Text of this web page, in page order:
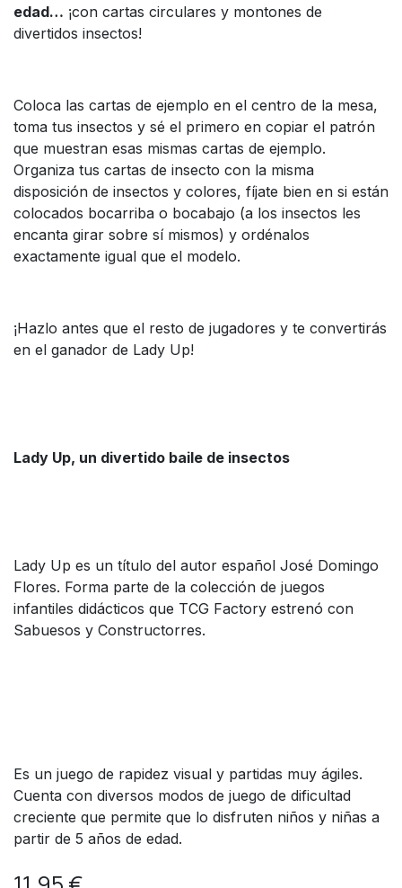
edad… ¡con cartas circulares y montones de
divertidos insectos!
Coloca las cartas de ejemplo en el centro de la mesa,
toma tus insectos y sé el primero en copiar el patrón
que muestran esas mismas cartas de ejemplo.
Organiza tus cartas de insecto con la misma
disposición de insectos y colores, fíjate bien en si están
colocados bocarriba o bocabajo (a los insectos les
encanta girar sobre sí mismos) y ordénalos
exactamente igual que el modelo.
¡Hazlo antes que el resto de jugadores y te convertirás
en el ganador de Lady Up!
Lady Up, un divertido baile de insectos
Lady Up es un título del autor español José Domingo
Flores. Forma parte de la colección de juegos
infantiles didácticos que TCG Factory estrenó con
Sabuesos y Constructorres.
Es un juego de rapidez visual y partidas muy ágiles.
Cuenta con diversos modos de juego de dificultad
creciente que permite que lo disfruten niños y niñas a
partir de 5 años de edad.